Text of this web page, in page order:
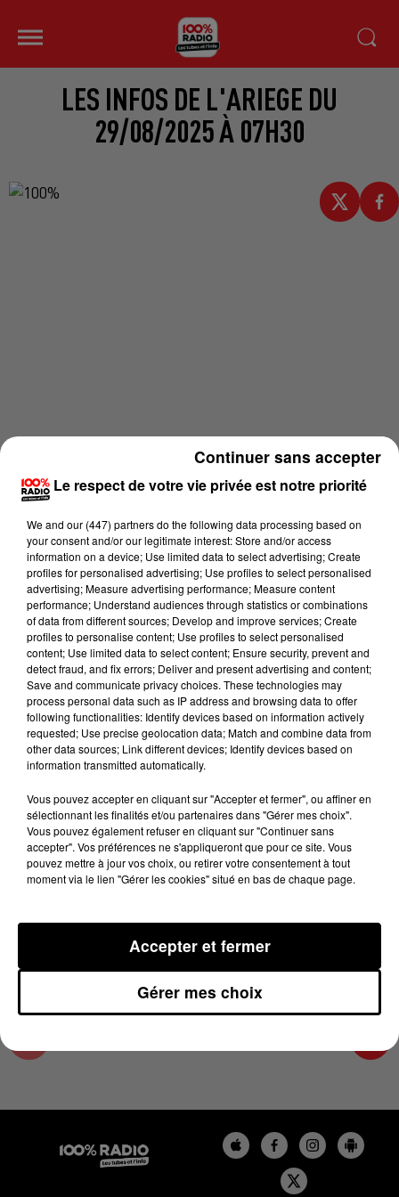
LES INFOS DE L'ARIEGE DU
29/08/2025 À 07H30
Lecture (4 min 33 sec)
100%
100% Radio les infos de l'Ariege
29 août 2025 - 4 min 33 sec
LES INFOS DE L'ARIEGE DU 29/08/2025 À
07H30
Podcasts infos de l'Ariège
Le respect de votre vie privée est notre priorité
We and our (447) partnersdo the following data processing based on
your consent and/or our legitimate interest: Store and/or access
information on a device; Use limited data to select advertising; Create
profiles for personalised advertising; Use profiles to select personalised
advertising; Measure advertising performance; Measure content
performance; Understand audiences through statistics or combinations
of data from different sources; Develop and improve services; Create
profiles to personalise content; Use profiles to select personalised
content; Use limited data to select content; Ensure security, prevent and
detect fraud, and fix errors; Deliver and present advertising and content;
Save and communicate privacy choices. These technologies may
process personal data such as IP address and browsing data to offer
following functionalities: Identify devices based on information actively
requested; Use precise geolocation data; Match and combine data from
other data sources; Link different devices; Identify devices based on
information transmitted automatically.
Vous pouvez accepter en cliquant sur "Accepter et fermer", ou affiner en
sélectionnant les finalités et/ou partenaires dans "Gérer mes choix".
Vous pouvez également refuser en cliquant sur "Continuer sans
accepter". Vos préférences ne s'appliqueront que pour ce site. Vous
pouvez mettre à jour vos choix, ou retirer votre consentement à tout
moment via le lien "Gérer les cookies" situé en bas de chaque page.
Gérer mes choix
Accepter et fermer
Continuer sans accepter